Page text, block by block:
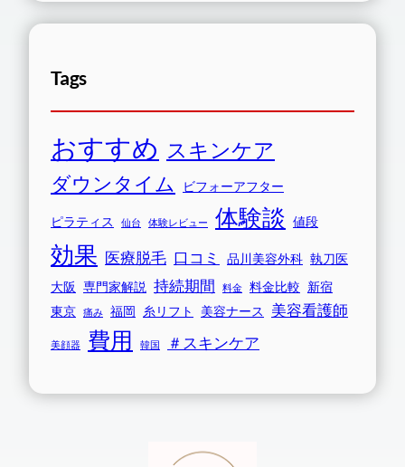
Tags
おすすめ スキンケア
ダウンタイム ビフォーアフター
ピラティス 仙台 体験レビュー 体験談 値段
効果 医療脱毛 口コミ 品川美容外科 執刀医
大阪 専門家解説 持続期間 料金 料金比較 新宿
東京
痛み 福岡 糸リフト 美容ナース 美容看護師
美顔器 費用 韓国 ＃スキンケア